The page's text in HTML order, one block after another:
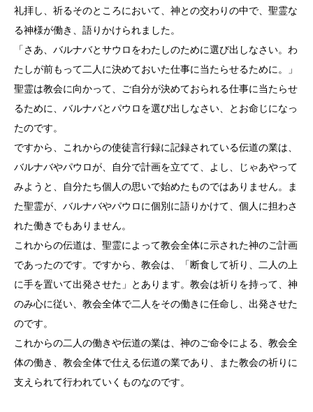
礼拝し、祈るそのところにおいて、神との交わりの中で、聖霊な
る神様が働き、語りかけられました。
「さあ、バルナバとサウロをわたしのために選び出しなさい。わ
たしが前もって二人に決めておいた仕事に当たらせるために。」
聖霊は教会に向かって、ご自分が決めておられる仕事に当たらせ
るために、バルナバとパウロを選び出しなさい、とお命じになっ
たのです。
ですから、これからの使徒言行録に記録されている伝道の業は、
バルナバやパウロが、自分で計画を立てて、よし、じゃあやって
みようと、自分たち個人の思いで始めたものではありません。ま
た聖霊が、バルナバやパウロに個別に語りかけて、個人に担わさ
れた働きでもありません。
これからの伝道は、聖霊によって教会全体に示された神のご計画
であったのです。ですから、教会は、「断食して祈り、二人の上
に手を置いて出発させた」とあります。教会は祈りを持って、神
のみ心に従い、教会全体で二人をその働きに任命し、出発させた
のです。
これからの二人の働きや伝道の業は、神のご命令による、教会全
体の働き、教会全体で仕える伝道の業であり、また教会の祈りに
支えられて行われていくものなのです。